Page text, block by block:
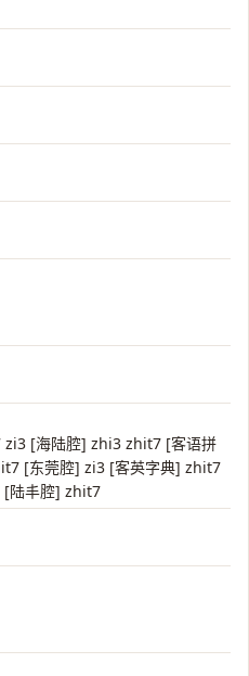
[海陆腔] zhi3 zhit7 [客语拼
[东莞腔] zi3 [客英字典] zhit7
陆丰腔] zhit7